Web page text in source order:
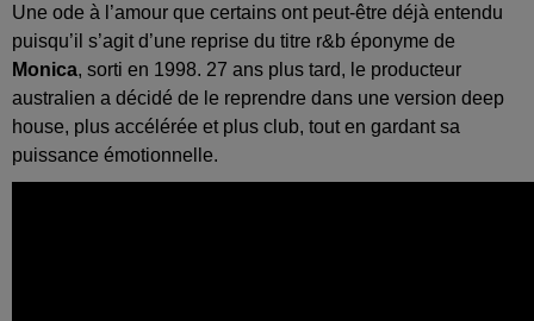
Une ode à l’amour que certains ont peut-être déjà entendu
puisqu’il s’agit d’une reprise du titre r&b éponyme de
Monica, sorti en 1998. 27 ans plus tard, le producteur
australien a décidé de le reprendre dans une version deep
house, plus accélérée et plus club, tout en gardant sa
puissance émotionnelle.